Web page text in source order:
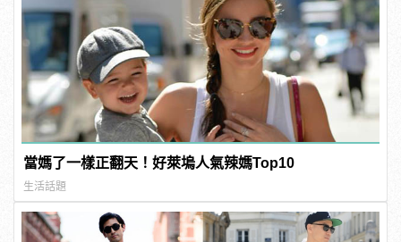
當媽了一樣正翻天！好萊塢人氣辣媽Top10
生活話題